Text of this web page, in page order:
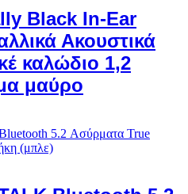
Black In-Ear
Ακουστικά
καλώδιο 1,2
μαύρο